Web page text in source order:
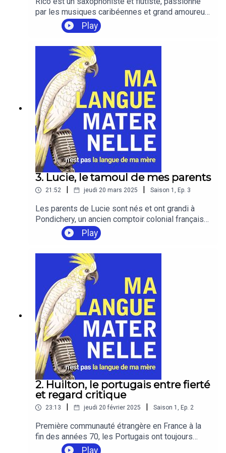
par les musiques caribéennes et grand amoureux
de la Guyane française bien qu'il n'ait aucune
origine créole.Pour moi, Rico est un virtuose du
créole guyanais, qu'il a appris à Créteil dans son
enfance. Il nous en dit un peu plus sur son
histoire particulière avec le créole et avec la
Guyane.
Play
3. Lucie, le tamoul de mes parents
21:52 jeudi 20 mars 2025 Saison 1 , Ep. 3
Les parents de Lucie sont nés et ont grandi à
Pondichery, un ancien comptoir colonial français
rendu à l'Inde en 1962. A cette date, les citoyens
pouvaient opter pour la nationalité française. Peu
firent ce choix mais, dans les familles, le français
reste synonyme de prestige et d'ascension
sociale. En France comment les parents de Lucie
ont-ils transmis leurs langues à leurs filles ?
Play
2. Huilton, le portugais entre fierté
et regard critique
23:13 jeudi 20 février 2025 Saison 1 , Ep. 2
Première communauté étrangère en France à la
fin des années 70, les Portugais ont toujours
maintenu un fort attachement à leur pays natal. La
Play